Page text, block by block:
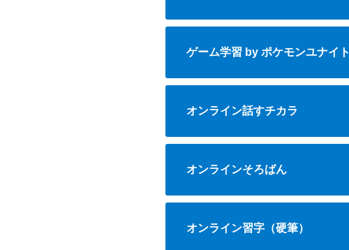
ゲーム学習 by ポケモンユナイト
オンライン話すチカラ
オンラインそろばん
オンライン習字（硬筆）